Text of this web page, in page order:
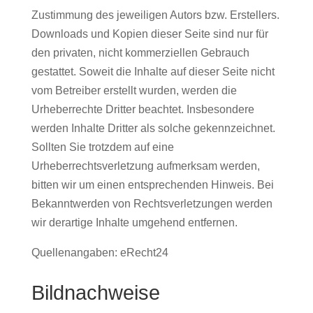
Zustimmung des jeweiligen Autors bzw. Erstellers.
Downloads und Kopien dieser Seite sind nur für
den privaten, nicht kommerziellen Gebrauch
gestattet. Soweit die Inhalte auf dieser Seite nicht
vom Betreiber erstellt wurden, werden die
Urheberrechte Dritter beachtet. Insbesondere
werden Inhalte Dritter als solche gekennzeichnet.
Sollten Sie trotzdem auf eine
Urheberrechtsverletzung aufmerksam werden,
bitten wir um einen entsprechenden Hinweis. Bei
Bekanntwerden von Rechtsverletzungen werden
wir derartige Inhalte umgehend entfernen.
Quellenangaben: eRecht24
Bildnachweise